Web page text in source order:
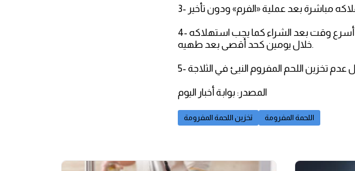
4- إذا كنت ترغبين في تناول اللحم المفروم مطهياً، ينبغي عندئذ طهيه في أسرع وقت بعد الشراء كما يجب استهلاكه
خلال يومين كحد أقصى بعد طهيه.
المصدر: بوابة أخبار اليوم
تخزين اللحمة المفرومة اللحمة المفرومة